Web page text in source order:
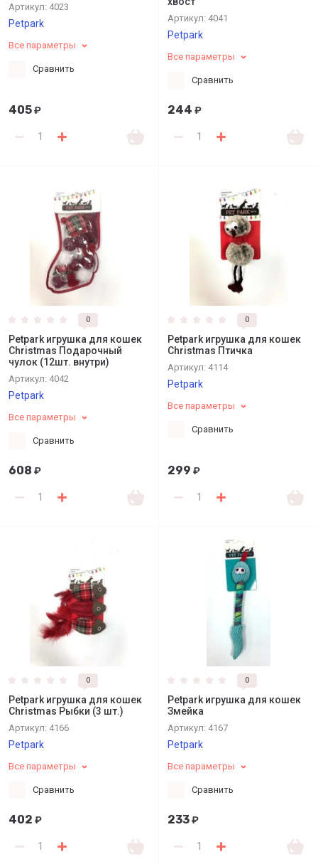
Артикул: 4023
Petpark
Все параметры
Сравнить
405₽
Артикул: 4041
Petpark
Все параметры
Сравнить
244 ₽
0
Petpark игрушка для кошек
Christmas Подарочный
чулок (12шт. внутри)
Артикул: 4042
Petpark
Все параметры
Сравнить
608 ₽
0
Petpark игрушка для кошек
Christmas Птичка
Артикул: 4114
Petpark
Все параметры
Сравнить
299 ₽
0
Petpark игрушка для кошек
Christmas Рыбки (3 шт.)
Артикул: 4166
Petpark
Все параметры
Сравнить
402 ₽
0
Petpark игрушка для кошек
Змейка
Артикул: 4167
Petpark
Все параметры
Сравнить
233₽